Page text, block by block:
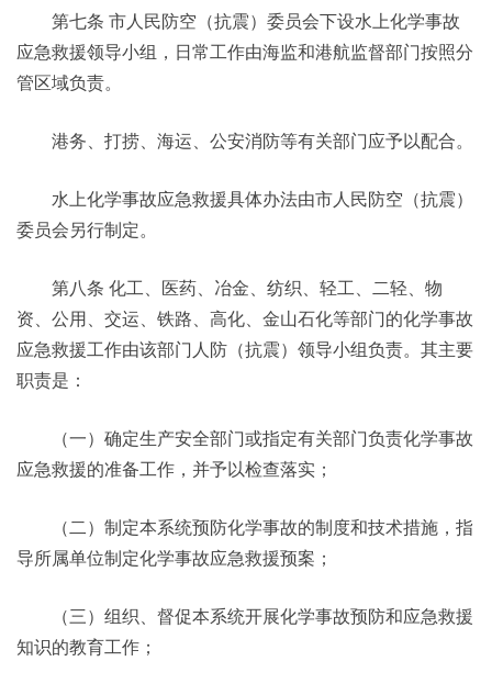
第七条 市人民防空（抗震）委员会下设水上化学事故
应急救援领导小组，日常工作由海监和港航监督部门按照分
管区域负责。
港务、打捞、海运、公安消防等有关部门应予以配合。
水上化学事故应急救援具体办法由市人民防空（抗震）
委员会另行制定。
第八条 化工、医药、冶金、纺织、轻工、二轻、物
资、公用、交运、铁路、高化、金山石化等部门的化学事故
应急救援工作由该部门人防（抗震）领导小组负责。其主要
职责是：
（一）确定生产安全部门或指定有关部门负责化学事故
应急救援的准备工作，并予以检查落实；
（二）制定本系统预防化学事故的制度和技术措施，指
导所属单位制定化学事故应急救援预案；
（三）组织、督促本系统开展化学事故预防和应急救援
知识的教育工作；